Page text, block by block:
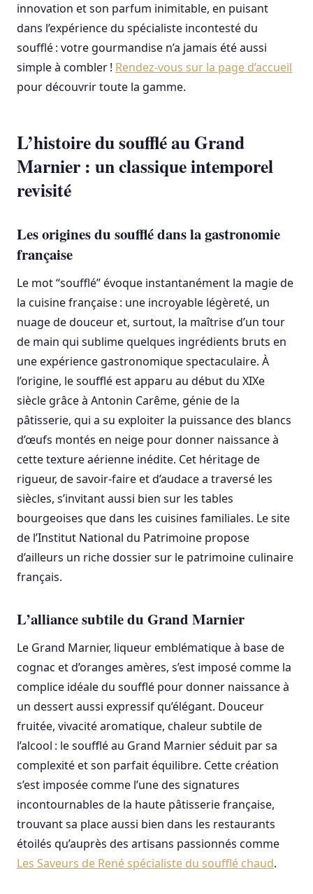
innovation et son parfum inimitable, en puisant
dans l’expérience du spécialiste incontesté du
soufflé : votre gourmandise n’a jamais été aussi
simple à combler ! Rendez-vous sur la page d’accueil
pour découvrir toute la gamme.
L’histoire du soufflé au Grand
Marnier : un classique intemporel
revisité
Les origines du soufflé dans la gastronomie
française
Le mot “soufflé” évoque instantanément la magie de
la cuisine française : une incroyable légèreté, un
nuage de douceur et, surtout, la maîtrise d’un tour
de main qui sublime quelques ingrédients bruts en
une expérience gastronomique spectaculaire. À
l’origine, le soufflé est apparu au début du XIXe
siècle grâce à Antonin Carême, génie de la
pâtisserie, qui a su exploiter la puissance des blancs
d’œufs montés en neige pour donner naissance à
cette texture aérienne inédite. Cet héritage de
rigueur, de savoir-faire et d’audace a traversé les
siècles, s’invitant aussi bien sur les tables
bourgeoises que dans les cuisines familiales. Le site
de l’Institut National du Patrimoine propose
d’ailleurs un riche dossier sur le patrimoine culinaire
français.
L’alliance subtile du Grand Marnier
Le Grand Marnier, liqueur emblématique à base de
cognac et d’oranges amères, s’est imposé comme la
complice idéale du soufflé pour donner naissance à
un dessert aussi expressif qu’élégant. Douceur
fruitée, vivacité aromatique, chaleur subtile de
l’alcool : le soufflé au Grand Marnier séduit par sa
complexité et son parfait équilibre. Cette création
s’est imposée comme l’une des signatures
incontournables de la haute pâtisserie française,
trouvant sa place aussi bien dans les restaurants
étoilés qu’auprès des artisans passionnés comme
Les Saveurs de René spécialiste du soufflé chaud.